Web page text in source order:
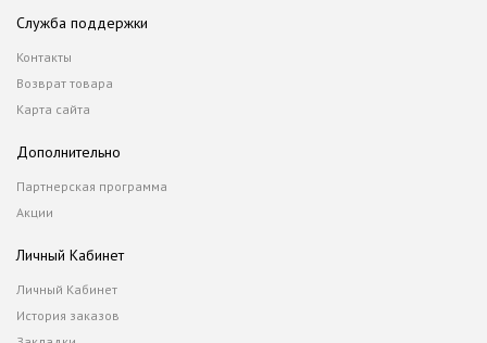
Служба поддержки
Контакты
Возврат товара
Карта сайта
Дополнительно
Партнерская программа
Акции
Личный Кабинет
Личный Кабинет
История заказов